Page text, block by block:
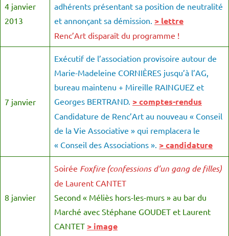
4 janvier
2013
adhérents présentant sa position de neutralité
et annonçant sa démission. > lettre
Renc’Art disparaît du programme !
7 janvier
Exécutif de l’association provisoire autour de
Marie-Madeleine CORNIÈRES jusqu’à l’AG,
bureau maintenu + Mireille RAINGUEZ et
Georges BERTRAND. > comptes-rendus
Candidature de Renc’Art au nouveau « Conseil
de la Vie Associative » qui remplacera le
« Conseil des Associations ». > candidature
8 janvier
Soirée Foxfire (confessions d’un gang de filles)
de Laurent CANTET
Second « Méliès hors-les-murs » au bar du
Marché avec Stéphane GOUDET et Laurent
CANTET > image